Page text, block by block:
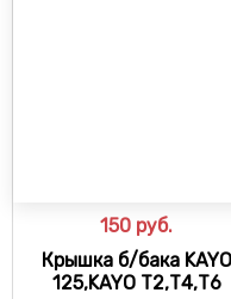
150 руб.
Крышка б/бака KAYO
125,KAYO Т2,Т4,Т6